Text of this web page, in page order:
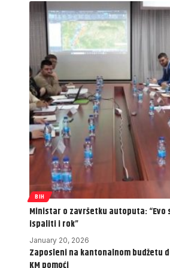
BIH
Ministar o završetku autoputa: “Evo
ispaliti i rok”
January 20, 2026
Zaposleni na kantonalnom budžetu
KM pomoći